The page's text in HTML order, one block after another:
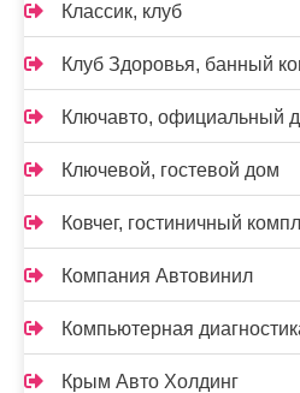
Классик, клуб
Клуб Здоровья, банный
Ключавто, официальный
Ключевой, гостевой дом
Ковчег, гостиничный
Компания Автовинил
Компьютерная
Крым Авто Холдинг